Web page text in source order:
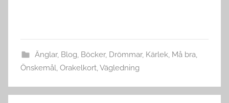
Änglar, Blog, Böcker, Drömmar, Kärlek, Må bra,
Önskemål, Orakelkort,Vägledning